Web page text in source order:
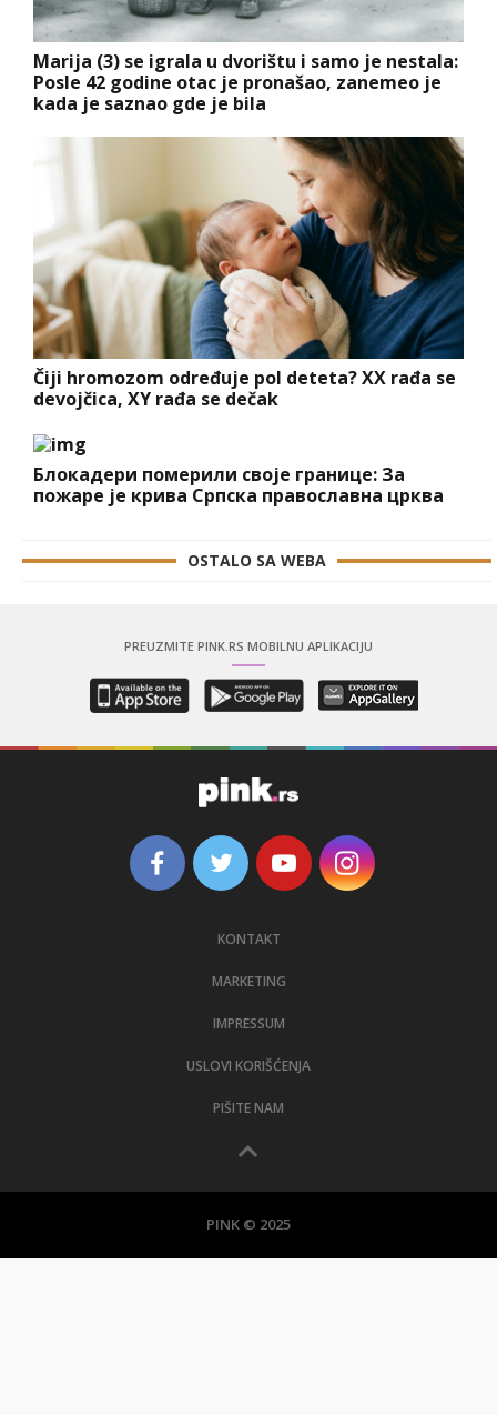
Marija (3) se igrala u dvorištu i samo je nestala:
Posle 42 godine otac je pronašao, zanemeo je
kada je saznao gde je bila
Čiji hromozom određuje pol deteta? XX rađa se
devojčica, XY rađa se dečak
Блокадери померили своје границе: За
пожаре је крива Српска православна црква
OSTALO SA WEBA
PREUZMITE PINK.RS MOBILNU APLIKACIJU
KONTAKT
MARKETING
IMPRESSUM
USLOVI KORIŠĆENJA
PIŠITE NAM
PINK © 2025